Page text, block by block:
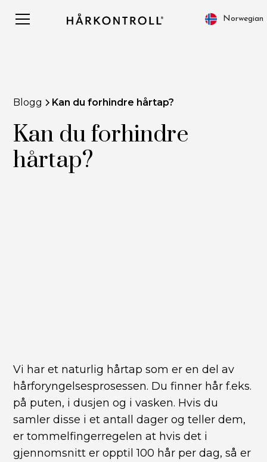
Norwegian
Blogg Kan du forhindre hårtap?
Kan du forhindre
hårtap?
Vi har et naturlig hårtap som er en del av
hårforyngelsesprosessen. Du finner hår f.eks.
på puten, i dusjen og i vasken. Hvis du
samler disse i et antall dager og teller dem,
er tommelfingerregelen at hvis det i
gjennomsnitt er opptil 100 hår per dag, så er